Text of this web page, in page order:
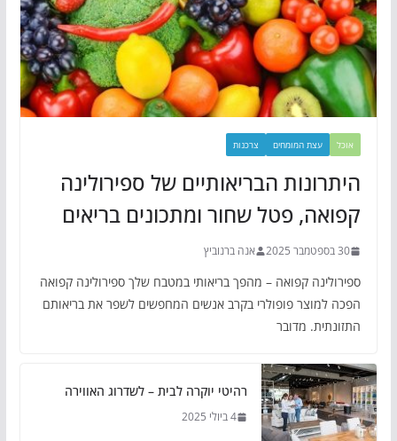
אוכל עצת המומחים צרכנות
היתרונות הבריאותיים של ספירולינה
קפואה, פטל שחור ומתכונים בריאים
30 בספטמבר 2025 אנה ברנוביץ
ספירולינה קפואה – מהפך בריאותי במטבח שלך ספירולינה קפואה
הפכה למוצר פופולרי בקרב אנשים המחפשים לשפר את בריאותם
התזונתית. מדובר
רהיטי יוקרה לבית – לשדרוג האווירה
4 ביולי 2025